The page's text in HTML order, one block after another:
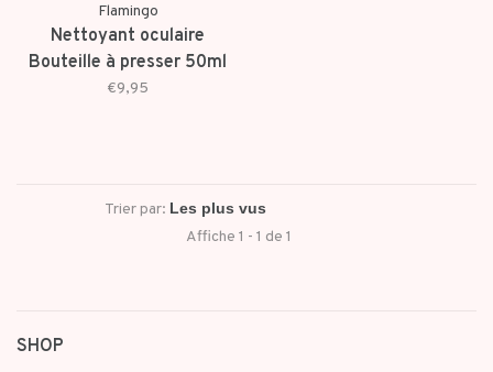
Flamingo
Nettoyant oculaire
Bouteille à presser 50ml
€9,95
Trier par:
Affiche 1 - 1 de 1
SHOP